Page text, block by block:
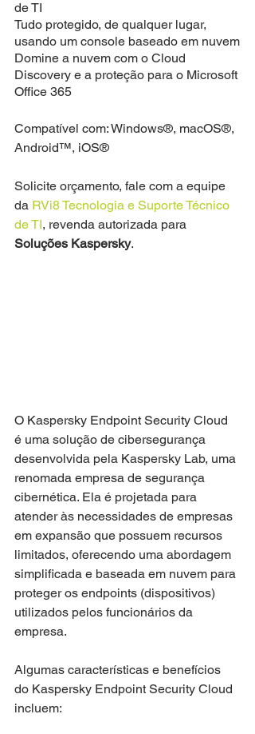
de TI
Tudo protegido, de qualquer lugar,
usando um console baseado em nuvem
Domine a nuvem com o Cloud
Discovery e a proteção para o Microsoft
Office 365
Compatível com: Windows®, macOS®,
Android™, iOS®
Solicite orçamento, fale com a equipe
da RVi8 Tecnologia e Suporte Técnico
de TI, revenda autorizada para
Soluções Kaspersky.
O Kaspersky Endpoint Security Cloud
é uma solução de cibersegurança
desenvolvida pela Kaspersky Lab, uma
renomada empresa de segurança
cibernética. Ela é projetada para
atender às necessidades de empresas
em expansão que possuem recursos
limitados, oferecendo uma abordagem
simplificada e baseada em nuvem para
proteger os endpoints (dispositivos)
utilizados pelos funcionários da
empresa.
Algumas características e benefícios
do Kaspersky Endpoint Security Cloud
incluem: